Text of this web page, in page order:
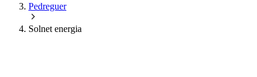
Pedreguer
Solnet energia